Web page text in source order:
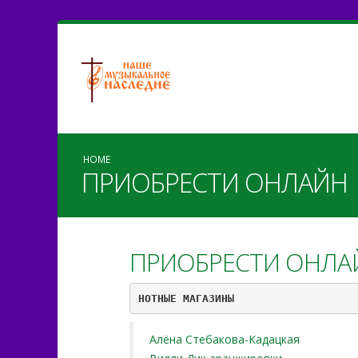
HOME
ПРИОБРЕСТИ ОНЛАЙН
ПРИОБРЕСТИ
НОТНЫЕ МАГАЗИНЫ
Алёна Стебакова-Кадацкая